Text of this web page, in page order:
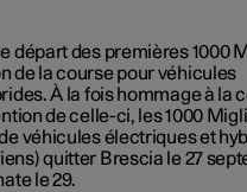
départ des premières 1000
de la course pour véhicules
À la fois hommage à la
de celle-ci, les 1000
véhicules électriques et
quitter Brescia le 27
le 29.